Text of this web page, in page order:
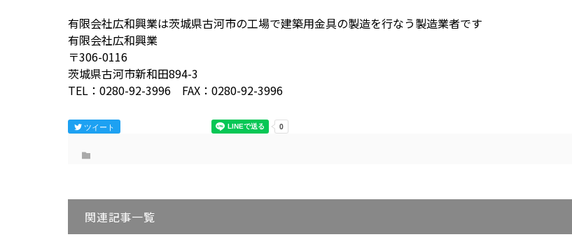
有限会社広和興業は茨城県古河市の工場で建築用金具の製造を行なう製造業者です
有限会社広和興業
〒306-0116
茨城県古河市新和田894-3
TEL：0280-92-3996 FAX：0280-92-3996
ツイート
関連記事一覧